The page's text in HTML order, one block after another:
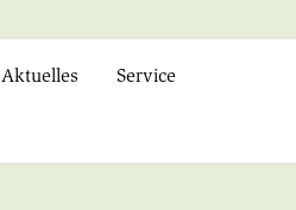
Aktuelles Service